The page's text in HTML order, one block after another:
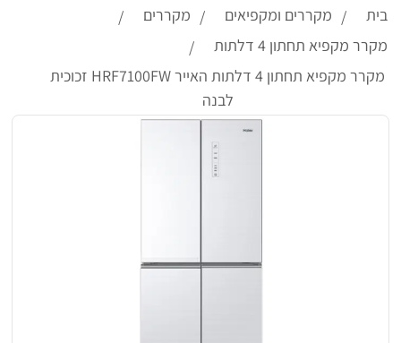
בית מקררים ומקפיאים
מקררים
מקרר מקפיא תחתון 4 דלתות
מקרר מקפיא תחתון 4 דלתות האייר HRF7100FW זכוכית
לבנה